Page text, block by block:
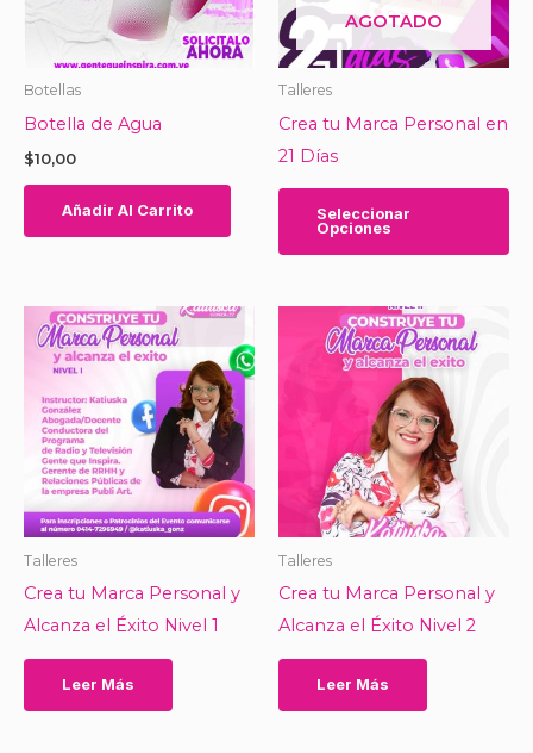
Botellas
Botella de Agua
$10,00
Añadir Al Carrito
AGOTADO
Talleres
Crea tu Marca Personal en
21 Días
Seleccionar
Opciones
Talleres
Crea tu Marca Personal y
Alcanza el Éxito Nivel 1
Leer Más
Talleres
Crea tu Marca Personal y
Alcanza el Éxito Nivel 2
Leer Más